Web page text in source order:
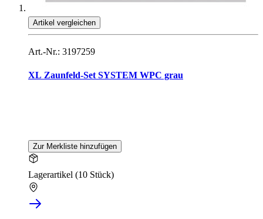
Artikel vergleichen
Art.-Nr.: 3197259
XL Zaunfeld-Set SYSTEM WPC grau
Zur Merkliste hinzufügen
Lagerartikel (10 Stück)